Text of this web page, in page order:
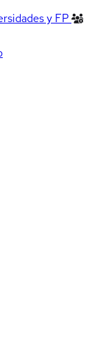
y FP